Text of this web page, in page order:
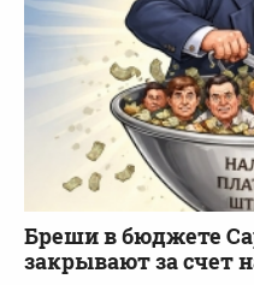
Бреши в бюджете
закрывают за счет